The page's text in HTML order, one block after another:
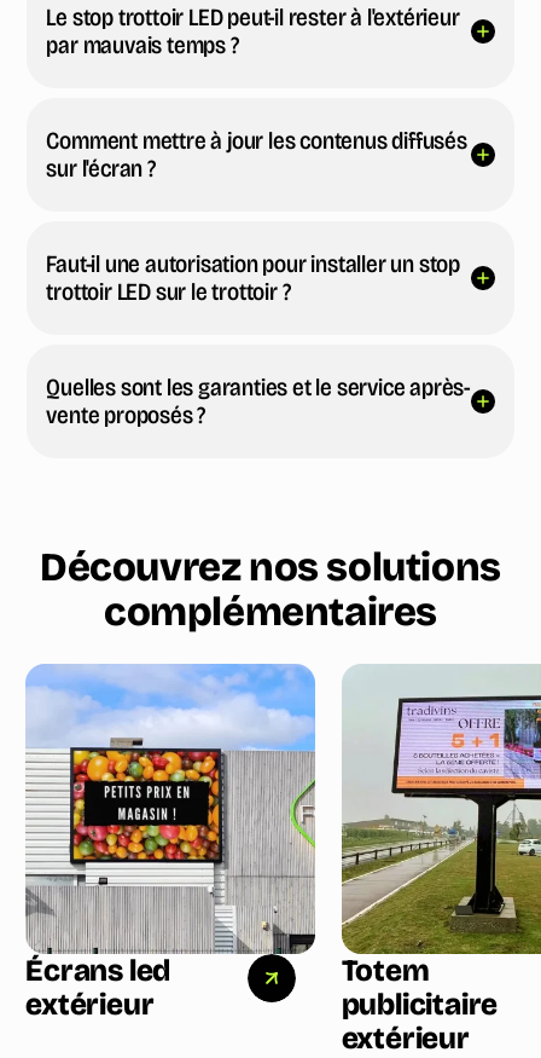
Le stop trottoir LED peut-il rester à l'extérieur
par mauvais temps ?
Comment mettre à jour les contenus diffusés
sur l'écran ?
Faut-il une autorisation pour installer un stop
trottoir LED sur le trottoir ?
Quelles sont les garanties et le service après-
vente proposés ?
Découvrez nos solutions
complémentaires
Écrans led
extérieur
Totem
publicitaire
extérieur